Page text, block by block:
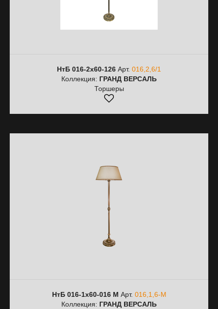
НтБ 016-2х60-126 Арт. 016,2,6/1
Коллекция: ГРАНД ВЕРСАЛЬ
Торшеры
НтБ 016-1х60-016 M Арт. 016,1,6-M
Коллекция: ГРАНД ВЕРСАЛЬ